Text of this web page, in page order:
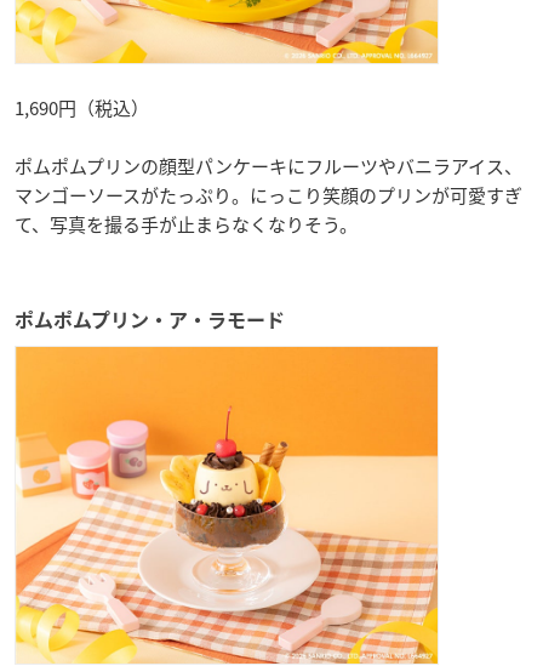
1,690円（税込）
ポムポムプリンの顔型パンケーキにフルーツやバニラアイス、
マンゴーソースがたっぷり。にっこり笑顔のプリンが可愛すぎ
て、写真を撮る手が止まらなくなりそう。
ポムポムプリン・ア・ラモード